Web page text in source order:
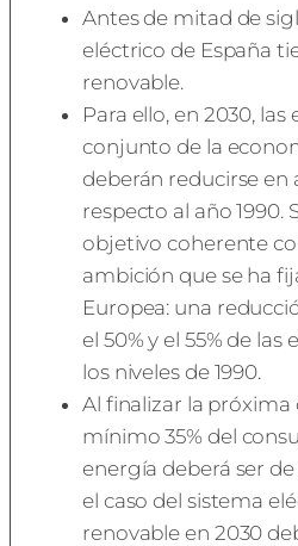
Antes de mitad de
eléctrico de España
renovable.
Para ello, en 2030, las
conjunto de la
deberán reducirse en
respecto al año 1990.
objetivo coherente
ambición que se ha
Europea: una
el 50% y el 55% de
los niveles de 1990.
Al finalizar la próxima
mínimo 35% del
energía deberá ser
el caso del sistema
renovable en 2030